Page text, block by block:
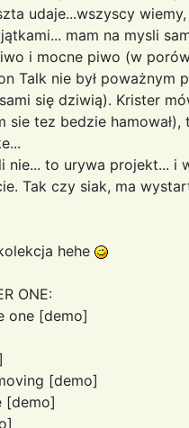
udaje...wszyscy
mam na mysli
i mocne piwo (w
Talk nie był poważnym
się dziwią). Krister
sie tez bedzie
nie... to urywa projekt...
Tak czy siak, ma
hehe
ONE:
one [demo]
[demo]
[demo]